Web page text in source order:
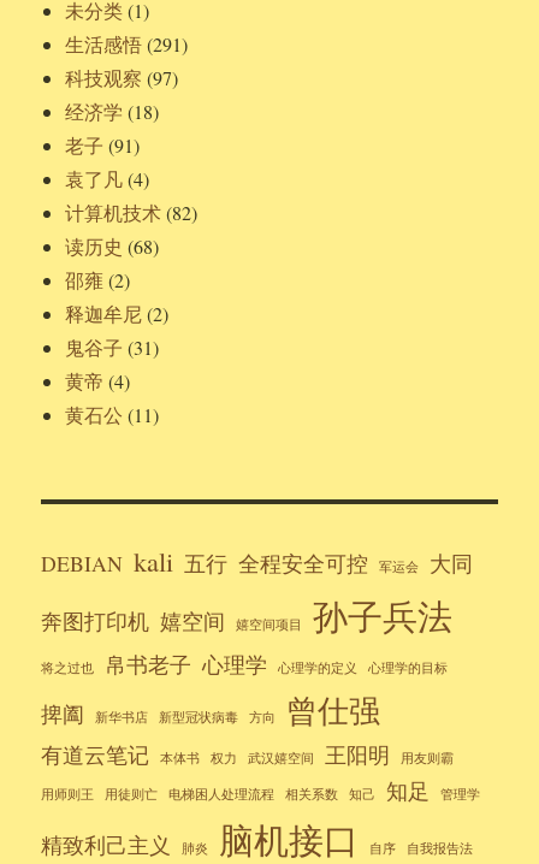
未分类(1)
生活感悟(291)
科技观察 (97)
经济学 (18)
老子 (91)
袁了凡(4)
计算机技术(82)
读历史 (68)
邵雍 (2)
释迦牟尼(2)
鬼谷子 (31)
黄帝 (4)
黄石公 (11)
DEBIAN kali 五行 全程安全可控 军运会
大同
奔图打印机 嬉空间 嬉空间项目 孙子兵法
将之过也 帛书老子 心理学 心理学的定义 心理学的目标
捭阖 新华书店 新型冠状病毒 方向 曾仕强
有道云笔记 本体书 权力 武汉嬉空间 王阳明 用友则霸
用师则王 用徒则亡 电梯困人处理流程 相关系数 知己 知足 管理学
精致利己主义 肺炎 脑机接口 自序 自我报告法